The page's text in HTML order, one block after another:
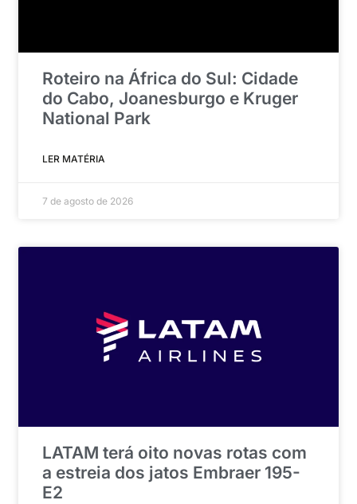
Roteiro na África do Sul: Cidade
do Cabo, Joanesburgo e Kruger
National Park
LER MATÉRIA
7 de agosto de 2026
LATAM terá oito novas rotas com
a estreia dos jatos Embraer 195-
E2